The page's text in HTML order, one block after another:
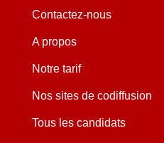
Contactez-nous
A propos
Notre tarif
Nos sites de codiffusion
Tous les candidats